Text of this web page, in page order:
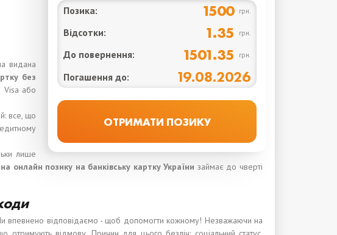
Позика: 1500 грн.
Відсотки: 1.35 грн.
До повернення: 1501.35 грн.
Погашення до: 19.08.2026
видана
без
Visa або
все, що
лише
онлайн позику на банківську картку України займає до чверті
впевнено відповідаємо - щоб допомогти кожному! Незважаючи на